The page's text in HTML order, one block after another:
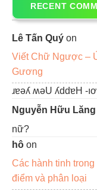
RECENT
Lê Tấn Quý on
Viết Chữ Ngược –
Gương
ɹɐǝʎ ʍǝU ʎddɐH -
Nguyễn Hữu Lăng
nữ?
hô on
Các hành tinh
điểm và phân loại